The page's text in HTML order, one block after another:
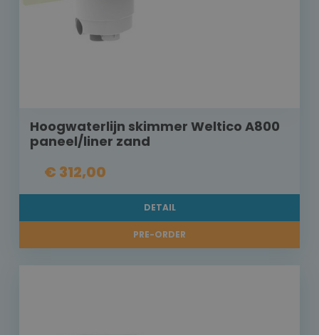
Hoogwaterlijn skimmer Weltico A800
paneel/liner zand
€ 312,00
DETAIL
PRE-ORDER